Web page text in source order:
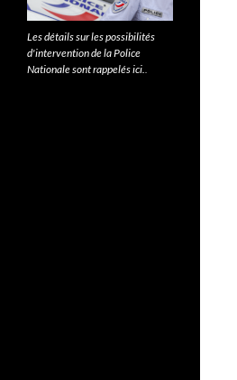
Les détails sur les possibilités
d'intervention de la Police
Nationale sont rappelés ici..